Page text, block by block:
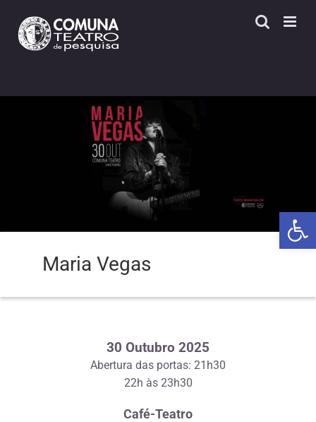
content
Maria Vegas
30 Outubro 2025
Abertura das portas: 21h30
22h às 23h30
Café-Teatro